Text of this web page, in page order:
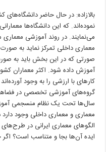
بالازاده: در حال حاضر
نموده‌اند. که این دانشگاه‌ها
می‌نمایند. در روند آموزشی
معماری داخلی تمرکز نماید به
صورتی که در این بخش باید به
آموزش داده شود. اکثر معماران
کارهای با ارزشی را به وجود
گروه‌های آموزشی تخصصی در
سال‌ها تحت یک نظام منسجمی
معماری و معماری داخلی وجود دارد
الگوهای معماری ایرانی در
ایده آن‌ها بجا و متناسب است؟ اگر